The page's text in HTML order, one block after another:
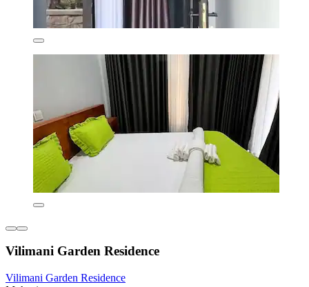
Vilimani Garden Residence
Vilimani Garden Residence